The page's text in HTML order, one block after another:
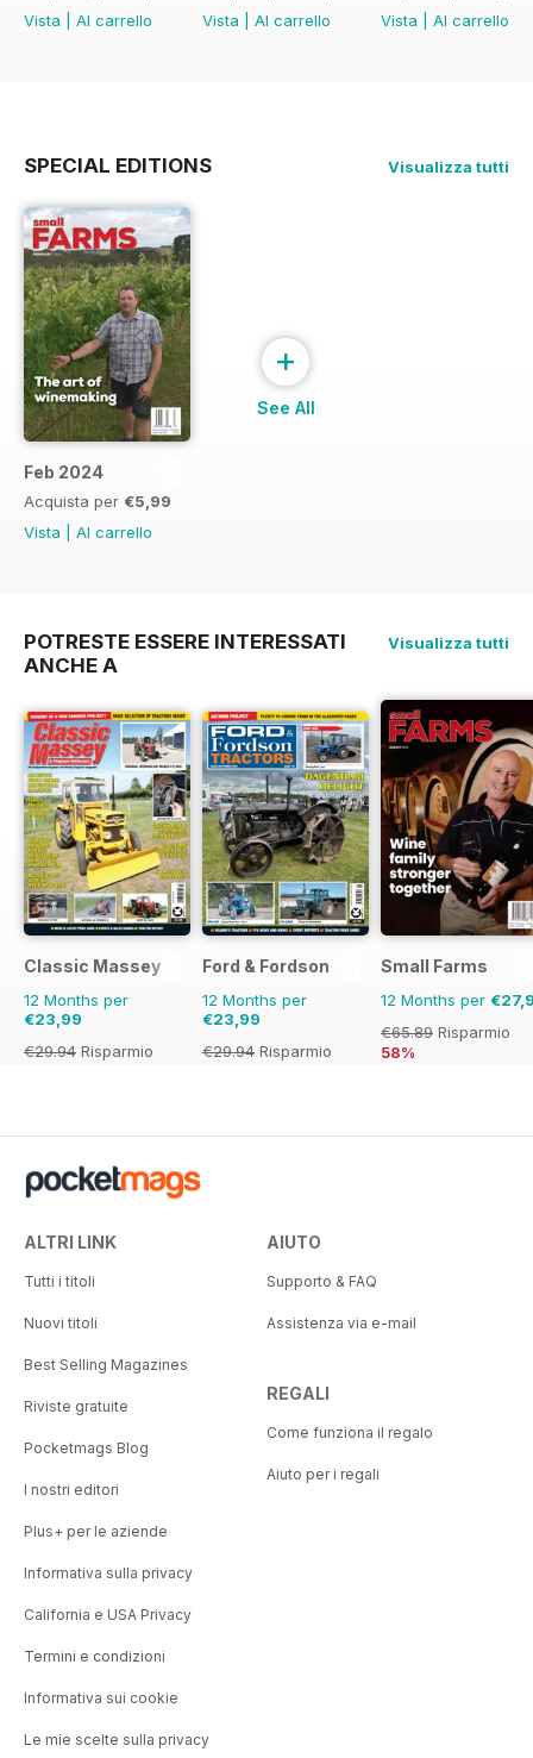
Vista
Al carrello
Vista
Al carrello
Vista
Al carrello
SPECIAL EDITIONS Visualizza tutti
Feb 2024
Acquista per €5,99
Vista
Al carrello
+
See All
POTRESTE ESSERE INTERESSATI
ANCHE A
Visualizza tutti
Classic Massey
12 Months per
€23,99
€29.94 Risparmio
Ford & Fordson
12 Months per
€23,99
€29.94 Risparmio
Small Farms
12 Months per
€65.89 Risparmio
58%
ALTRI LINK
Tutti i titoli
Nuovi titoli
Best Selling Magazines
Riviste gratuite
Pocketmags Blog
I nostri editori
Plus+ per le aziende
Informativa sulla privacy
California e USA Privacy
Termini e condizioni
Informativa sui cookie
Le mie scelte sulla privacy
AIUTO
Supporto & FAQ
Assistenza via e-mail
REGALI
Come funziona il regalo
Aiuto per i regali